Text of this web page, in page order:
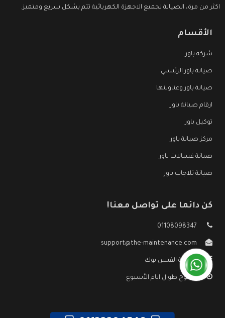
اكثر من مرة، الصيانة لجميع الاجهزة الكهربائية تتم بشكل سريع ومتميز.
الأقسام
شركة باور
صيانة باور الرئيسي
صيانة باور وعناوينها
ارقام صيانة باور
توكيل باور
مركز صيانة باور
صيانة غسالات باور
صيانة ثلاجات باور
كن دائما على تواصل معنا!
01108098347
support@the-maintenance.com
صفحة الفيس بوك
مفتوح طوال ايام الأسبوع